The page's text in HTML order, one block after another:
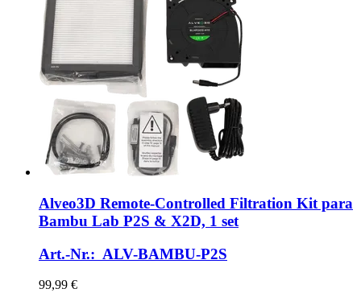
Alveo3D Remote-​Controlled Filtration Kit para
Bambu Lab P2S & X2D, 1 set
Art.-Nr.: ALV-BAMBU-P2S
99,99 €